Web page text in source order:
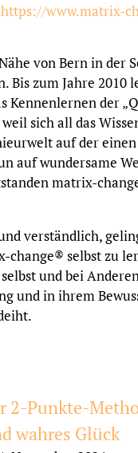
https://www.matrix-
von Bern in der
Bis zum Jahre 2010
Kennenlernen der
sich all das
auf der
auf wundersame
matrix-
verständlich,
change® selbst zu
und bei
und in ihrem
2-Punkte-
wahres Glück